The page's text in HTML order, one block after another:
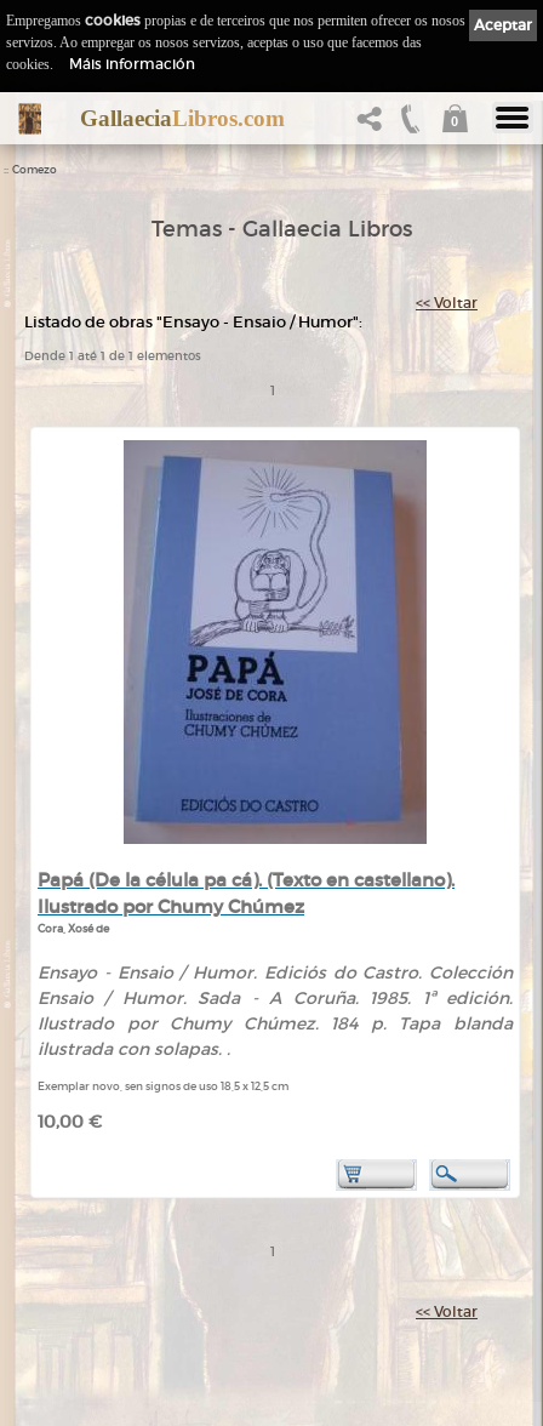
GallaeciaLibros.com 0
:: Comezo
Temas - Gallaecia Libros
<< Voltar
Listado de obras "Ensayo - Ensaio / Humor":
Dende 1 até 1 de 1 elementos
1
Papá (De la célula pa cá). (Texto en castellano).
Ilustrado por Chumy Chúmez
Cora, Xosé de
Ensayo - Ensaio / Humor. Ediciós do Castro. Colección
Ensaio / Humor. Sada - A Coruña. 1985. 1ª edición.
Ilustrado por Chumy Chúmez. 184 p. Tapa blanda
ilustrada con solapas. .
Exemplar novo, sen signos de uso 18,5 x 12,5 cm
10,00 €
1
<< Voltar
Aceptar
Empregamos cookies propias e de terceiros que nos permiten ofrecer os nosos
servizos. Ao empregar os nosos servizos, aceptas o uso que facemos das
cookies.
Máis información